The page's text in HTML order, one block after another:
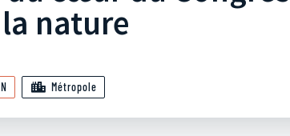
nature
Métropole